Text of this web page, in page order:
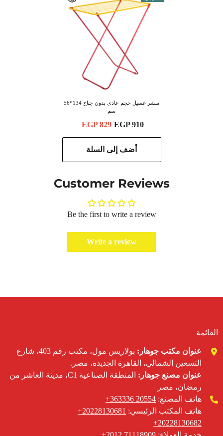
‫منشر غسيل حجم عادى بدو‬ن جناح 134*56
سم
EGP 910
EGP 829
أضف إلى السلة
Customer Reviews
Be the first to write a review
Write a review
القائمة
عنوان مكتب جوهار:
بولاريس مول، مكتب رقم 403، شارع
التسعين الشمالي، القاهرة الجديدة، مصر.
عنوان مصنع جوهار:
المنطقة الصناعية C1، مدينة العاشر من
رمضان، مصر
هاتف المصنع: 20554 363336‬+
هاتف المكتب الرئيسي: ‪ +20228130681
20228130682‬+